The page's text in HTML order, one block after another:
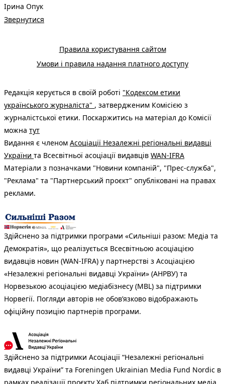
Ірина Опук
Звернутися
Правила користування сайтом
Умови і правила надання платного доступу
Редакція керується в своїй роботі "Кодексом етики
українського журналіста" , затвердженим Комісією з
журналістської етики. Поскаржитись на матеріал до Комісії
можна тут
Видання є членом Асоціації Незалежні регіональні видавці
України та Всесвітньої асоціації видавців WAN-IFRA
Матеріали з позначками "Новини компаній", "Прес-служба",
"Реклама" та "Партнерський проєкт" опубліковані на правах
реклами.
Здійснено за підтримки програми «Сильніші разом: Медіа та
Демократія», що реалізується Всесвітньою асоціацією
видавців новин (WAN-IFRA) у партнерстві з Асоціацією
«Незалежні регіональні видавці України» (АНРВУ) та
Норвезькою асоціацією медіабізнесу (MBL) за підтримки
Норвегії. Погляди авторів не обов’язково відображають
офіційну позицію партнерів програми.
Здійснено за підтримки Асоціації “Незалежні регіональні
видавці України” та Foreningen Ukrainian Media Fund Nordic в
рамках реалізації проєкту Хаб підтримки регіональних медіа.